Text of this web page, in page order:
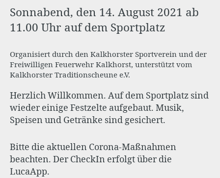
Sonnabend, den 14. August 2021 ab
11.00 Uhr auf dem Sportplatz
Organisiert durch den Kalkhorster Sportverein und der
Freiwilligen Feuerwehr Kalkhorst, unterstützt vom
Kalkhorster Traditionscheune e.V.
Herzlich Willkommen. Auf dem Sportplatz sind
wieder einige Festzelte aufgebaut. Musik,
Speisen und Getränke sind gesichert.
Bitte die aktuellen Corona-Maßnahmen
beachten. Der CheckIn erfolgt über die
LucaApp.